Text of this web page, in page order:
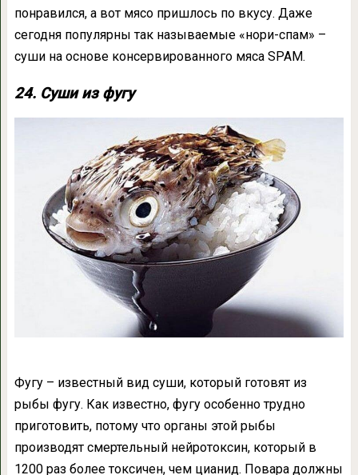
понравился, а вот мясо пришлось по вкусу. Даже
сегодня популярны так называемые «нори-спам» –
суши на основе консервированного мяса SPAM.
24. Суши из фугу
Фугу – известный вид суши, который готовят из
рыбы фугу. Как известно, фугу особенно трудно
приготовить, потому что органы этой рыбы
производят смертельный нейротоксин, который в
1200 раз более токсичен, чем цианид. Повара должны